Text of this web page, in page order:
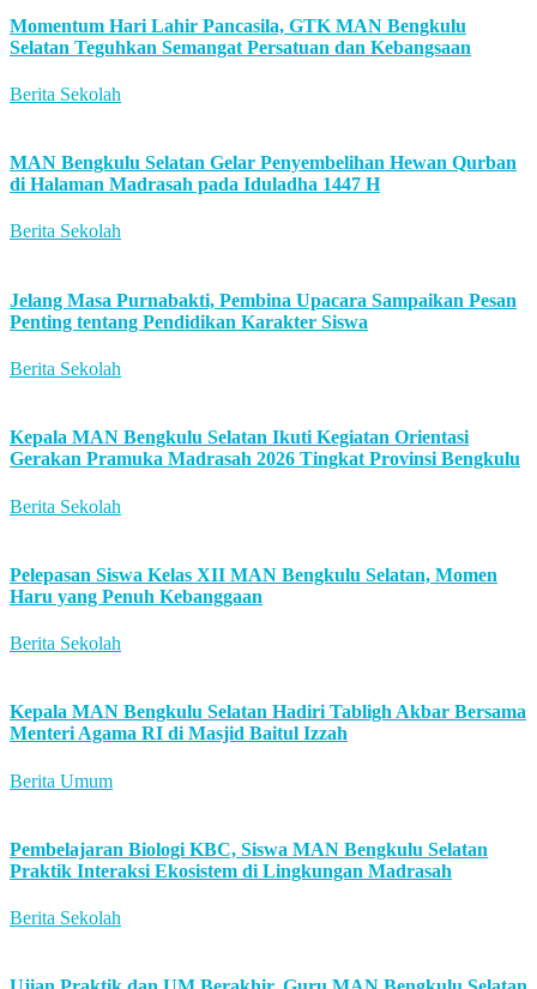
Momentum Hari Lahir Pancasila, GTK MAN Bengkulu
Selatan Teguhkan Semangat Persatuan dan Kebangsaan
Berita Sekolah
MAN Bengkulu Selatan Gelar Penyembelihan Hewan Qurban
di Halaman Madrasah pada Iduladha 1447 H
Berita Sekolah
Jelang Masa Purnabakti, Pembina Upacara Sampaikan Pesan
Penting tentang Pendidikan Karakter Siswa
Berita Sekolah
Kepala MAN Bengkulu Selatan Ikuti Kegiatan Orientasi
Gerakan Pramuka Madrasah 2026 Tingkat Provinsi Bengkulu
Berita Sekolah
Pelepasan Siswa Kelas XII MAN Bengkulu Selatan, Momen
Haru yang Penuh Kebanggaan
Berita Sekolah
Kepala MAN Bengkulu Selatan Hadiri Tabligh Akbar Bersama
Menteri Agama RI di Masjid Baitul Izzah
Berita Umum
Pembelajaran Biologi KBC, Siswa MAN Bengkulu Selatan
Praktik Interaksi Ekosistem di Lingkungan Madrasah
Berita Sekolah